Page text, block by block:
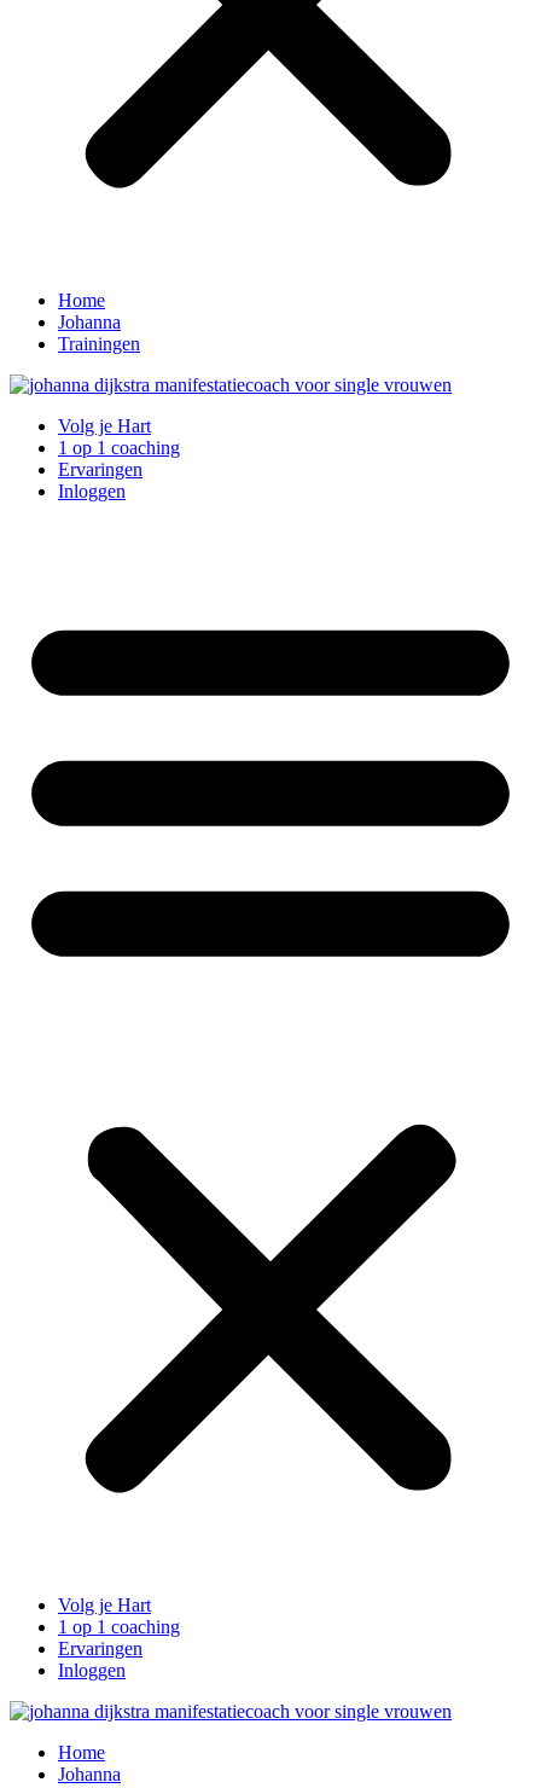
Home
Johanna
Trainingen
Volg je Hart
1 op 1 coaching
Ervaringen
Inloggen
Volg je Hart
1 op 1 coaching
Ervaringen
Inloggen
Home
Johanna